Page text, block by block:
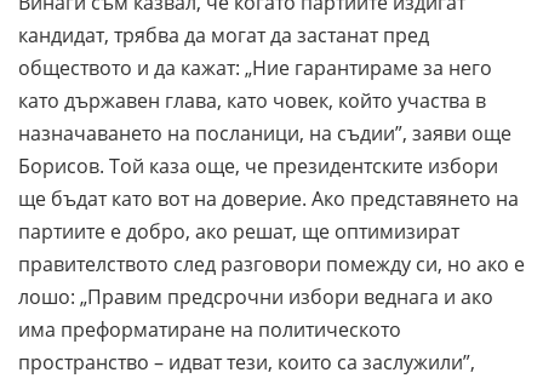
кандидат, трябва да могат да застанат пред
обществото и да кажат: „Ние гарантираме за него
като държавен глава, като човек, който участва в
назначаването на посланици, на съдии”, заяви още
Борисов. Той каза още, че президентските избори
ще бъдат като вот на доверие. Ако представянето на
партиите е добро, ако решат, ще оптимизират
правителството след разговори помежду си, но ако е
лошо: „Правим предсрочни избори веднага и ако
има преформатиране на политическото
пространство – идват тези, които са заслужили”,